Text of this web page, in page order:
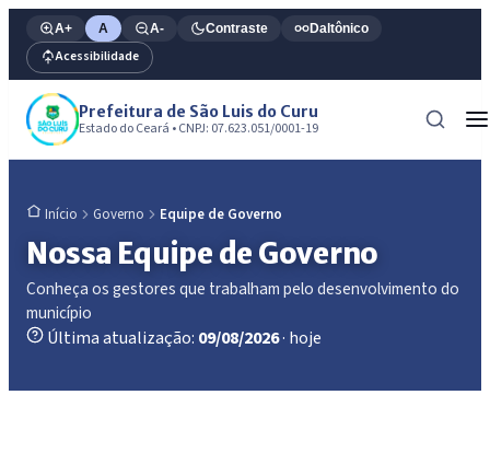
A+ A A- Contraste Daltônico
Acessibilidade
Prefeitura de São Luis do Curu
Estado do Ceará • CNPJ: 07.623.051/0001-19
Início Governo Equipe de Governo
Nossa Equipe de Governo
Conheça os gestores que trabalham pelo desenvolvimento do
município
Última atualização: 09/08/2026· hoje